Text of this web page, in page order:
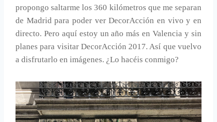
propongo saltarme los 360 kilómetros que me separan
de Madrid para poder ver DecorAcción en vivo y en
directo. Pero aquí estoy un año más en Valencia y sin
planes para visitar DecorAcción 2017. Así que vuelvo
a disfrutarlo en imágenes. ¿Lo hacéis conmigo?